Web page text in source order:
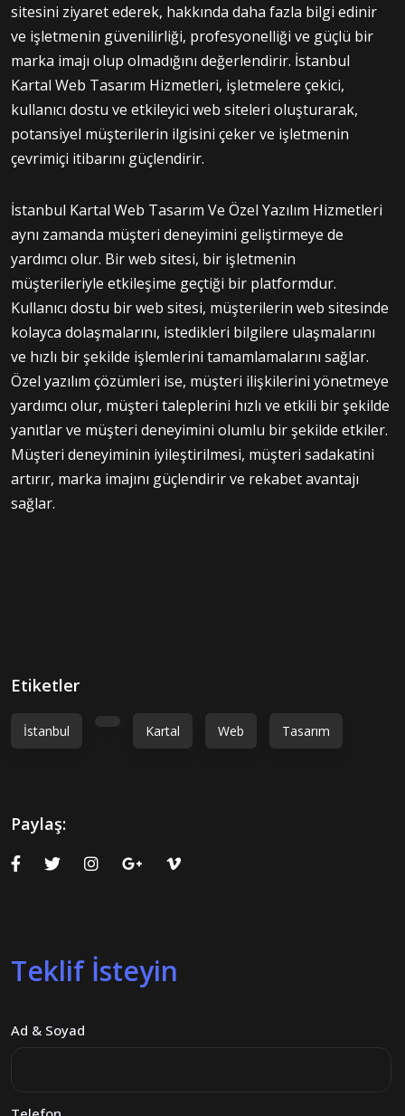
sitesini ziyaret ederek, hakkında daha fazla bilgi edinir
ve işletmenin güvenilirliği, profesyonelliği ve güçlü bir
marka imajı olup olmadığını değerlendirir. İstanbul
Kartal Web Tasarım Hizmetleri, işletmelere çekici,
kullanıcı dostu ve etkileyici web siteleri oluşturarak,
potansiyel müşterilerin ilgisini çeker ve işletmenin
çevrimiçi itibarını güçlendirir.
İstanbul Kartal Web Tasarım Ve Özel Yazılım Hizmetleri
aynı zamanda müşteri deneyimini geliştirmeye de
yardımcı olur. Bir web sitesi, bir işletmenin
müşterileriyle etkileşime geçtiği bir platformdur.
Kullanıcı dostu bir web sitesi, müşterilerin web sitesinde
kolayca dolaşmalarını, istedikleri bilgilere ulaşmalarını
ve hızlı bir şekilde işlemlerini tamamlamalarını sağlar.
Özel yazılım çözümleri ise, müşteri ilişkilerini yönetmeye
yardımcı olur, müşteri taleplerini hızlı ve etkili bir şekilde
yanıtlar ve müşteri deneyimini olumlu bir şekilde etkiler.
Müşteri deneyiminin iyileştirilmesi, müşteri sadakatini
artırır, marka imajını güçlendirir ve rekabet avantajı
sağlar.
Etiketler
İstanbul Kartal Web Tasarım
Paylaş:
Teklif İsteyin
Ad & Soyad